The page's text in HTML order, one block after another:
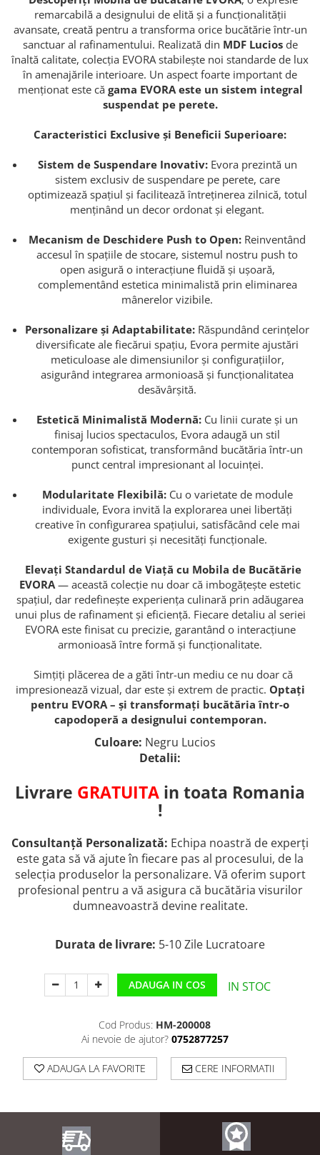
remarcabilă a designului de elită și a funcționalității
avansate, creată pentru a transforma orice bucătărie într-un
sanctuar al rafinamentului. Realizată din MDF Luciosde
înaltă calitate, colecția EVORA stabilește noi standarde de lux
în amenajările interioare. Un aspect foarte important de
menționat este că gama EVORA este un sistem integral
suspendat pe perete.
Caracteristici Exclusive și Beneficii Superioare:
Sistem de Suspendare Inovativ:Evora prezintă un
sistem exclusiv de suspendare pe perete, care
optimizează spațiul și facilitează întreținerea zilnică, totul
menținând un decor ordonat și elegant.
Mecanism de Deschidere Push to Open: Reinventând
accesul în spațiile de stocare, sistemul nostru push to
open asigură o interacțiune fluidă și ușoară,
complementând estetica minimalistă prin eliminarea
mânerelor vizibile.
Personalizare și Adaptabilitate: Răspundând cerințelor
diversificate ale fiecărui spațiu, Evora permite ajustări
meticuloase ale dimensiunilor și configurațiilor,
asigurând integrarea armonioasă și funcționalitatea
desăvârșită.
Estetică Minimalistă Modernă: Cu linii curate și un
finisaj lucios spectaculos, Evora adaugă un stil
contemporan sofisticat, transformând bucătăria într-un
punct central impresionant al locuinței.
Modularitate Flexibilă:Cu o varietate de module
individuale, Evora invită la explorarea unei libertăți
creative în configurarea spațiului, satisfăcând cele mai
exigente gusturi și necesități funcționale.
Elevați Standardul de Viață cu Mobila de Bucătărie
EVORA — această colecție nu doar că imbogățește estetic
spațiul, dar redefinește experiența culinară prin adăugarea
unui plus de rafinament și eficiență. Fiecare detaliu al seriei
EVORA este finisat cu precizie, garantând o interacțiune
armonioasă între formă și funcționalitate.
Simțiți plăcerea de a găti într-un mediu ce nu doar că
impresionează vizual, dar este și extrem de practic. Optați
pentru EVORA – și transformați bucătăria într-o
capodoperă a designului contemporan.
Culoare: Negru Lucios
Detalii:
Livrare GRATUITA in toata Romania
!
Consultanță Personalizată: Echipa noastră de experți
este gata să vă ajute în fiecare pas al procesului, de la
selecția produselor la personalizare. Vă oferim suport
profesional pentru a vă asigura că bucătăria visurilor
dumneavoastră devine realitate.
Durata de livrare: 5-10 Zile Lucratoare
ADAUGA IN COS IN STOC
Cod Produs: HM-200008
Ai nevoie de ajutor? 0752877257
ADAUGA LA FAVORITE CERE INFORMATII